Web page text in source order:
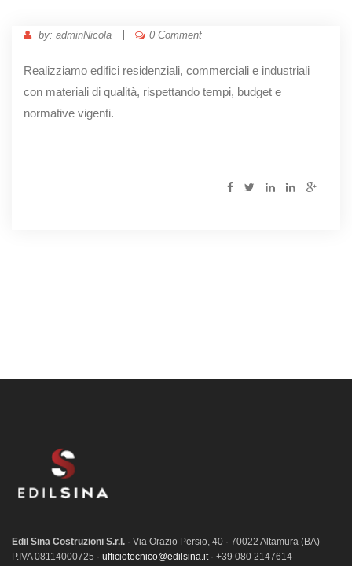
by: adminNicola 0 Comment
Realizziamo edifici residenziali, commerciali e industriali
con materiali di qualità, rispettando tempi, budget e
normative vigenti.
Edil Sina Costruzioni S.r.l. · Via Orazio Persio, 40 · 70022 Altamura (BA)
P.IVA 08114000725 · ufficiotecnico@edilsina.it· +39 080 2147614